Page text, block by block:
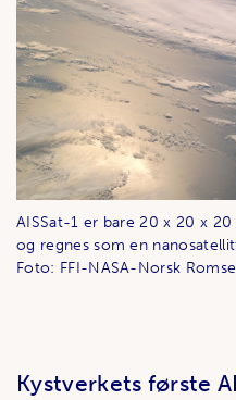
AISSat-1 er bare 20 x 20 x
og regnes som en
Foto: FFI-NASA-Norsk
Kystverkets første